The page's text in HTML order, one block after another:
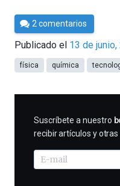
Por
César
Tomé
2 comentarios
Publicado el 13 de
física química
SUSCRIBIRME
Suscríbete a nuestro
recibir artículos y